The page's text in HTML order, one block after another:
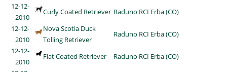
12-12-
2010
Curly Coated Retriever Raduno RCI Erba (CO)
12-12-
2010
Nova Scotia Duck
Tolling Retriever
Raduno RCI Erba (CO)
12-12-
2010
Flat Coated Retriever
Raduno RCI Erba (CO)